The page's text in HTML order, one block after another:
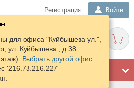
Регистрация Войти
для офиса "Куйбышева ул.",
ул. Куйбышева , д.38
Выбрать другой офис
'216.73.216.227'